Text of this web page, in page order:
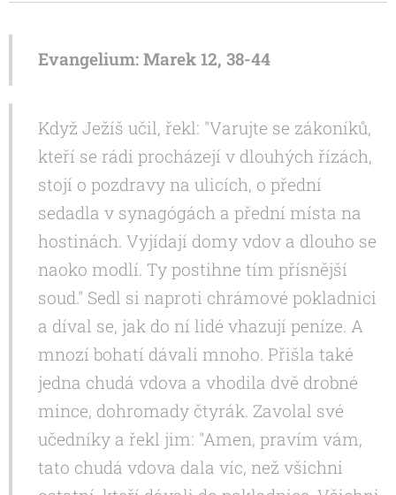
Evangelium: Marek 12, 38-44
Když Ježíš učil, řekl: "Varujte se zákoníků,
kteří se rádi procházejí v dlouhých řízách,
stojí o pozdravy na ulicích, o přední
sedadla v synagógách a přední místa na
hostinách. Vyjídají domy vdov a dlouho se
naoko modlí. Ty postihne tím přísnější
soud." Sedl si naproti chrámové pokladnici
a díval se, jak do ní lidé vhazují peníze. A
mnozí bohatí dávali mnoho. Přišla také
jedna chudá vdova a vhodila dvě drobné
mince, dohromady čtyrák. Zavolal své
učedníky a řekl jim: "Amen, pravím vám,
tato chudá vdova dala víc, než všichni